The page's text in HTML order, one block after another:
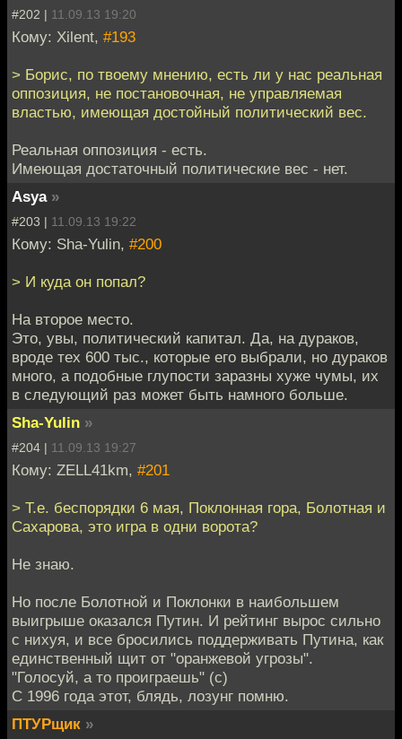
#202 | 11.09.13 19:20
Кому: Xilent, #193
> Борис, по твоему мнению, есть ли у нас реальная
оппозиция, не постановочная, не управляемая
властью, имеющая достойный политический вес.
Реальная оппозиция - есть.
Имеющая достаточный политические вес - нет.
Asya »
#203 | 11.09.13 19:22
Кому: Sha-Yulin, #200
> И куда он попал?
На второе место.
Это, увы, политический капитал. Да, на дураков,
вроде тех 600 тыс., которые его выбрали, но дураков
много, а подобные глупости заразны хуже чумы, их
в следующий раз может быть намного больше.
Sha-Yulin »
#204 | 11.09.13 19:27
Кому: ZELL41km, #201
> Т.е. беспорядки 6 мая, Поклонная гора, Болотная и
Сахарова, это игра в одни ворота?
Не знаю.
Но после Болотной и Поклонки в наибольшем
выигрыше оказался Путин. И рейтинг вырос сильно
с нихуя, и все бросились поддерживать Путина, как
единственный щит от "оранжевой угрозы".
"Голосуй, а то проиграешь" (с)
С 1996 года этот, блядь, лозунг помню.
ПТУРщик »